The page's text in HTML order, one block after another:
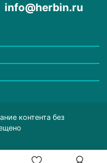
info@herbin.ru
контента без